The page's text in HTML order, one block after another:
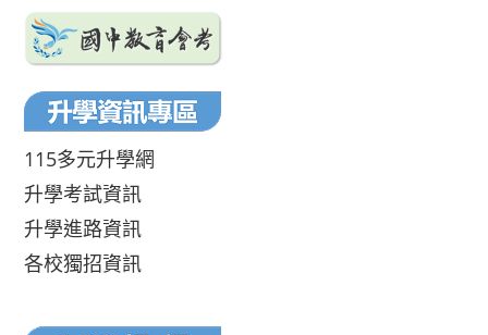
115多元升學網
升學考試資訊
升學進路資訊
各校獨招資訊